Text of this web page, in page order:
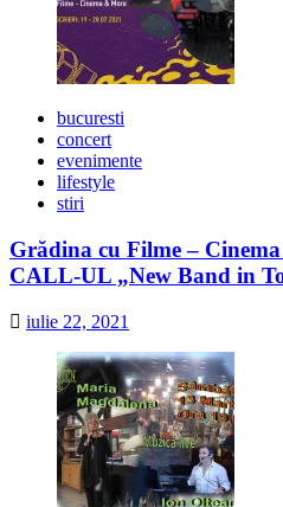
bucuresti
concert
evenimente
lifestyle
stiri
Grădina cu Filme –
CALL-UL „New Band in
iulie 22, 2021